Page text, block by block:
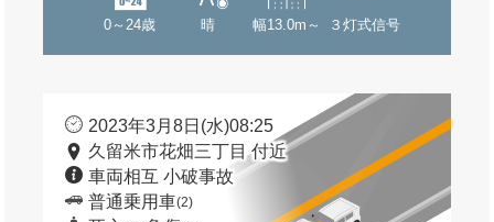
0～24歳 晴 幅13.0m～ ３灯式信号
2023年3月8日(水)08:25
久留米市花畑三丁目 付近
車両相互 小破事故
普通乗用車(2)